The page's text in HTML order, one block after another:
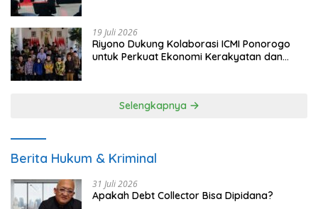
19 Juli 2026
Riyono Dukung Kolaborasi ICMI Ponorogo
untuk Perkuat Ekonomi Kerakyatan dan
Selengkapnya
Berita Hukum & Kriminal
31 Juli 2026
Apakah Debt Collector Bisa Dipidana?